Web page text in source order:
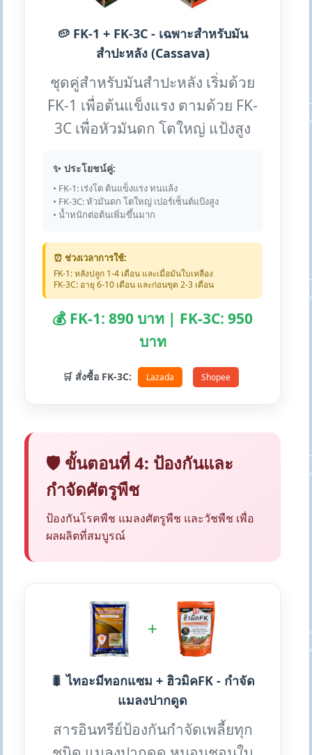
🥔 FK-1 + FK-3C - เฉพาะสำหรับมัน
สำปะหลัง (Cassava)
ชุดคู่สำหรับมันสำปะหลัง เริ่มด้วย
FK-1 เพื่อต้นแข็งแรง ตามด้วย FK-
3C เพื่อหัวมันดก โตใหญ่ แป้งสูง
✨ ประโยชน์คู่:
• FK-1: เร่งโต ต้นแข็งแรง ทนแล้ง
• FK-3C: หัวมันดก โตใหญ่ เปอร์เซ็นต์แป้งสูง
• น้ำหนักต่อต้นเพิ่มขึ้นมาก
⏰ ช่วงเวลาการใช้:
FK-1: หลังปลูก 1-4 เดือน และเมื่อมันใบเหลือง
FK-3C: อายุ 6-10 เดือน และก่อนขุด 2-3 เดือน
💰 FK-1: 890 บาท | FK-3C: 950
บาท
🛒 สั่งซื้อ FK-3C: Lazada Shopee
🛡️ ขั้นตอนที่ 4: ป้องกันและ
กำจัดศัตรูพืช
ป้องกันโรคพืช แมลงศัตรูพืช และวัชพืช เพื่อ
ผลผลิตที่สมบูรณ์
+
🐛 ไทอะมีทอกแซม + ฮิวมิคFK - กำจัด
แมลงปากดูด
สารอินทรีย์ป้องกันกำจัดเพลี้ยทุก